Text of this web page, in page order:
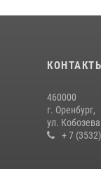
460000
г. Оренбург,
ул.
+ 7